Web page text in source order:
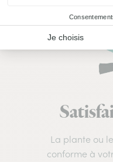
La plante ou
conforme à